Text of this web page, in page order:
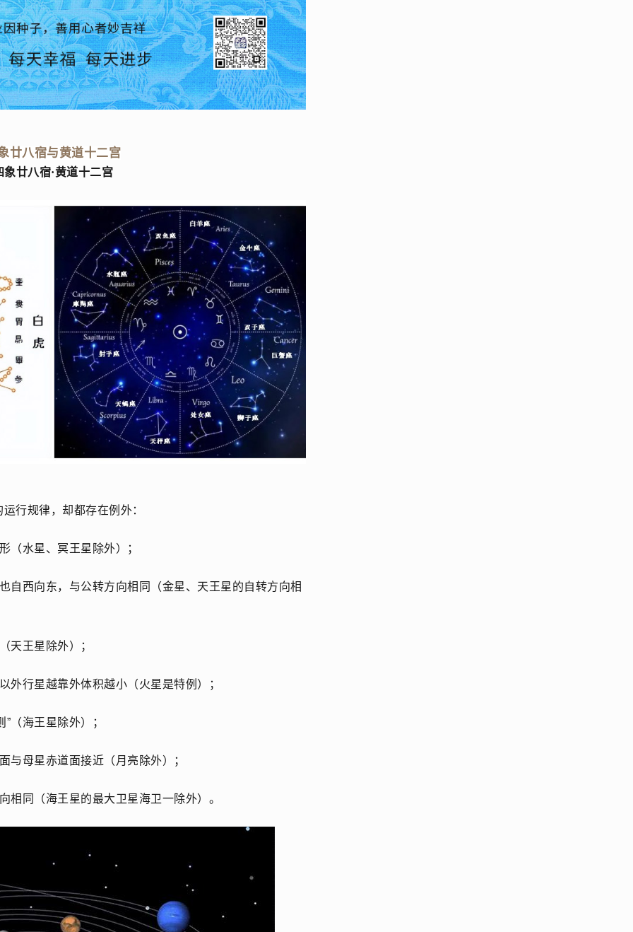
廿八宿与黄道十二宫
象廿八宿·黄道十二宫
行规律，却都存在例外：
（水星、冥王星除外）；
自西向东，与公转方向相同（金星、天王星的自转方向相
天王星除外）；
外行星越靠外体积越小（火星是特例）；
（海王星除外）；
与母星赤道面接近（月亮除外）；
相同（海王星的最大卫星海卫一除外）。